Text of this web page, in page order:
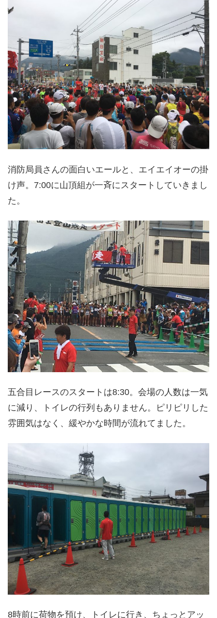
消防局員さんの面白いエールと、エイエイオーの掛
け声。7:00に山頂組が一斉にスタートしていきまし
た。
五合目レースのスタートは8:30。会場の人数は一気
に減り、トイレの行列もありません。ピリピリした
雰囲気はなく、緩やかな時間が流れてました。
8時前に荷物を預け、トイレに行き、ちょっとアッ